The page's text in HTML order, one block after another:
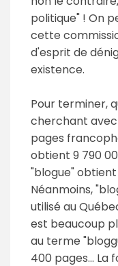
politique" ! On
cette
d'esprit de
existence.
Pour terminer,
cherchant avec
pages
obtient 9 790
"blogue" obtient
Néanmoins,
utilisé au
est beaucoup
au terme
400 pages... La